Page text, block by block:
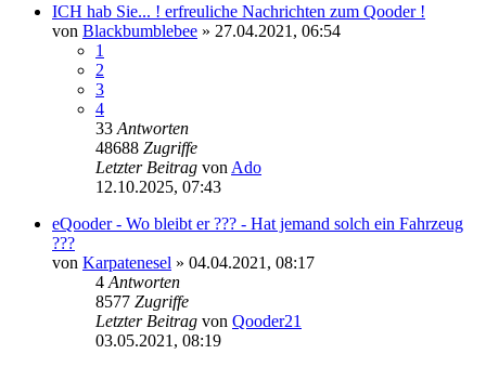
ICH hab Sie... ! erfreuliche Nachrichten zum Qooder !
von Blackbumblebee » 27.04.2021, 06:54
1
2
3
4
33 Antworten
48688 Zugriffe
Letzter Beitrag von Ado
12.10.2025, 07:43
eQooder - Wo bleibt er ??? - Hat jemand solch ein Fahrzeug
???
von Karpatenesel » 04.04.2021, 08:17
4 Antworten
8577 Zugriffe
Letzter Beitrag von Qooder21
03.05.2021, 08:19